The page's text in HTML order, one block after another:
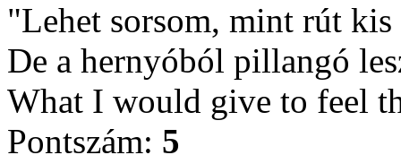
"Lehet sorsom, mint rút
De a hernyóból pillangó
What I would give to feel
Pontszám: 5